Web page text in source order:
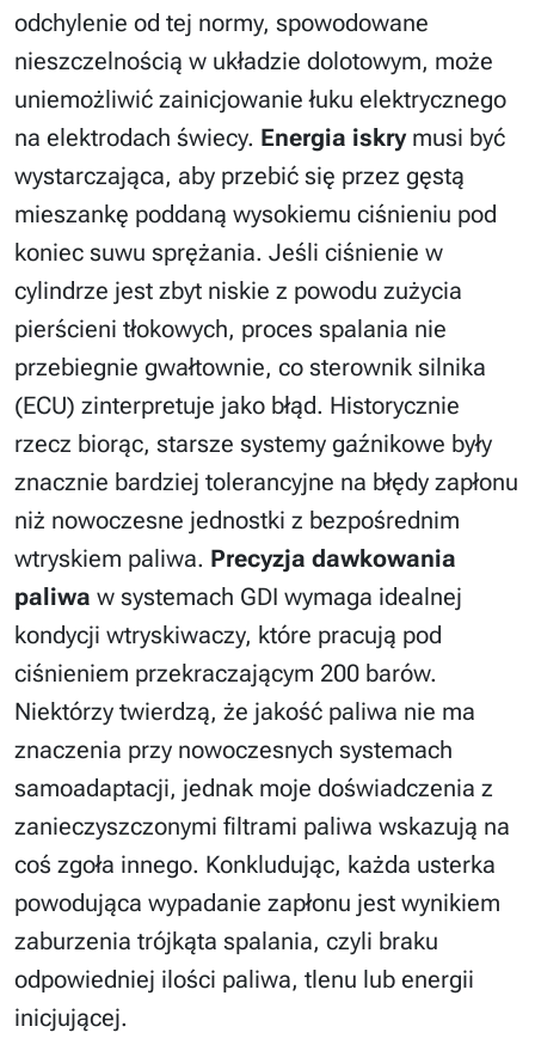
odchylenie od tej normy, spowodowane
nieszczelnością w układzie dolotowym, może
uniemożliwić zainicjowanie łuku elektrycznego
na elektrodach świecy. Energia iskry musi być
wystarczająca, aby przebić się przez gęstą
mieszankę poddaną wysokiemu ciśnieniu pod
koniec suwu sprężania. Jeśli ciśnienie w
cylindrze jest zbyt niskie z powodu zużycia
pierścieni tłokowych, proces spalania nie
przebiegnie gwałtownie, co sterownik silnika
(ECU) zinterpretuje jako błąd. Historycznie
rzecz biorąc, starsze systemy gaźnikowe były
znacznie bardziej tolerancyjne na błędy zapłonu
niż nowoczesne jednostki z bezpośrednim
wtryskiem paliwa. Precyzja dawkowania
paliwa w systemach GDI wymaga idealnej
kondycji wtryskiwaczy, które pracują pod
ciśnieniem przekraczającym 200 barów.
Niektórzy twierdzą, że jakość paliwa nie ma
znaczenia przy nowoczesnych systemach
samoadaptacji, jednak moje doświadczenia z
zanieczyszczonymi filtrami paliwa wskazują na
coś zgoła innego. Konkludując, każda usterka
powodująca wypadanie zapłonu jest wynikiem
zaburzenia trójkąta spalania, czyli braku
odpowiedniej ilości paliwa, tlenu lub energii
inicjującej.